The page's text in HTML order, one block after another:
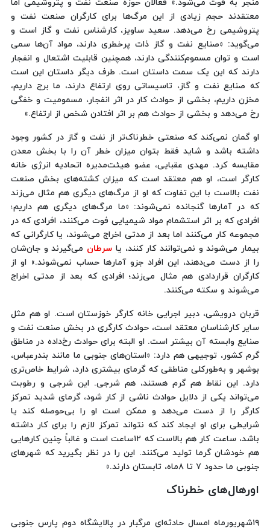
منجر به فوت می‌شود.» فعالان حوزه صنعت نفت و پتروشیمی اما
معتقدند حجم زیادی از این مرگ‌ها برای کارگران صنعت نفت و
پتروشیمی رخ می‌دهد. سعید ساویز، کارشناس نفت و گاز است و
می‌گوید: «صنایع نفت و گاز ذات پرخطری دارند، مواد آن‌ها سمی
است و توان مسموم‌کنندگی دارند، همچنین قابلیت اشتعال و انفجار
دارند که این یک سمت داستان است. طرف دیگر داستان این است
که صنایع نفت و گاز، تاسیساتی روی ارتفاع دارند، ما برج داریم،
مخزن داریم، بخشی از حوادث کار در اثر انفجار، مسمومیت و خفگی
رخ می‌دهد و بخشی از حوادث هم بر اثر افتادن شخص از ارتفاع.»
او گمان نمی‌کند که صنعتی خطرناک‌تر از نفت و گاز در کشور وجود
داشته باشد و شاید فقط بتوان میزان خطر آن را با بخش معدن
مقایسه کرد. مهدی عقبایی، عضو هیئت‌مدیره اتحادیه انرژی خانه
کارگر است، او هم معتقد است که میزان کشته‌های بخش صنعت
نفت بالاست با این تفاوت که او از مرگ‌های دیگری هم مثال می‌زند
که در آمارها گنجانده نمی‌شوند: «ما مرگ‌های دیگری هم داریم؛
افرادی که بر اثر استشمام مواد شیمیایی فوت می‌کنند، افرادی که در
مجموعه کار می‌کنند اما بعد از مدتی اخراج می‌شوند، یا کارگرانی که
بیمار می‌شوند و نمی‌توانند کار کنند، یا سرطان می‌گیرند و جان‌شان
را از دست می‌دهند، این افراد جزو آمارها حساب نمی‌شوند.» او از
کارگران قراردادی هم مثال می‌زند؛ افرادی که بعد از مدتی اخراج
می‌شوند و سکته می‌کنند.
قربان درویشی، دبیر اجرایی خانه کارگر خوزستان است. او هم مثل
سایر کارشناسان معتقد است، حوادث کارگری در بخش صنعت نفت و
صنایع وابسته آن بیشتر است. او البته برای حوادث رخ‌داده در مناطق
گرم کشور، توجیهی هم دارد: «استان‌های جنوبی ما مانند بندرعباس،
بوشهر و به‌طورکلی مناطقی که گرمای بیشتری دارد، شرایط خاص‌تری
دارد. این نقاط هم گرم هستند، هم شرجی. این شرجی و رطوبت
می‌تواند یکی از دلایل حوادث ناشی از کار شود، گرمای شدید تمرکز
کارگر را از دست می‌دهد و ممکن است او را بی‌حوصله کند یا
شرایطی برای او ایجاد کند که نتواند تمرکز لازم را برای کار داشته
باشد، ساعت کار هم بالاست که ۱۲ساعت است و غالباً چنین کارهایی
هم خودشان گرما تولید می‌کنند. این را در نظر بگیرید که شهرهای
جنوبی ما حدود ۷ تا ۸ماه، تابستان دارند.»
اورهال‌های خطرناک
۱۹شهریورماه امسال حادثه‌ای مرگبار در پالایشگاه دوم پارس جنوبی